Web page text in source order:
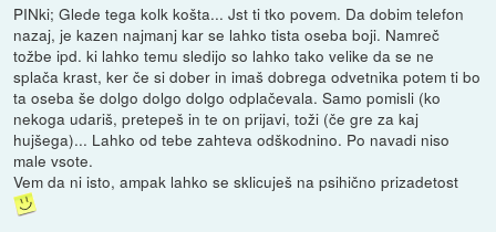
PINki; Glede tega kolk košta... Jst ti tko povem. Da dobim telefon
nazaj, je kazen najmanj kar se lahko tista oseba boji. Namreč
tožbe ipd. ki lahko temu sledijo so lahko tako velike da se ne
splača krast, ker če si dober in imaš dobrega odvetnika potem ti bo
ta oseba še dolgo dolgo dolgo odplačevala. Samo pomisli (ko
nekoga udariš, pretepeš in te on prijavi, toži (če gre za kaj
hujšega)... Lahko od tebe zahteva odškodnino. Po navadi niso
male vsote.
Vem da ni isto, ampak lahko se sklicuješ na psihično prizadetost